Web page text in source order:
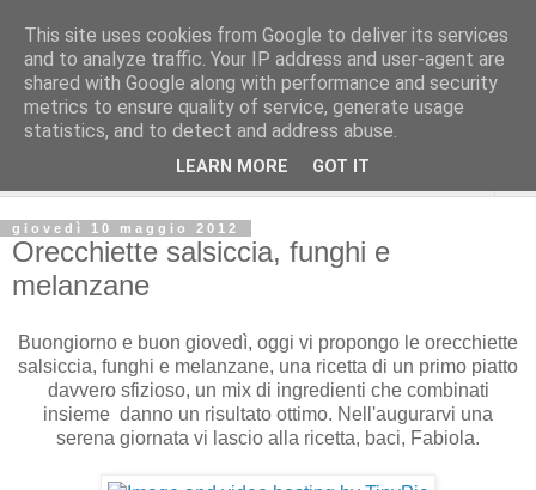
giovedì 10 maggio 2012
Orecchiette salsiccia, funghi e
melanzane
Buongiorno e buon giovedì, oggi vi propongo le orecchiette
salsiccia, funghi e melanzane, una ricetta di un primo piatto
davvero sfizioso, un mix di ingredienti che combinati
insieme danno un risultato ottimo. Nell'augurarvi una
serena giornata vi lascio alla ricetta, baci, Fabiola.
This site uses cookies from Google to deliver its services
and to analyze traffic. Your IP address and user-agent are
shared with Google along with performance and security
metrics to ensure quality of service, generate usage
statistics, and to detect and address abuse.
LEARN MORE GOT IT